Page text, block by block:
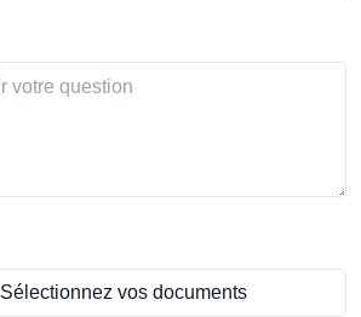
Sélectionnez vos documents